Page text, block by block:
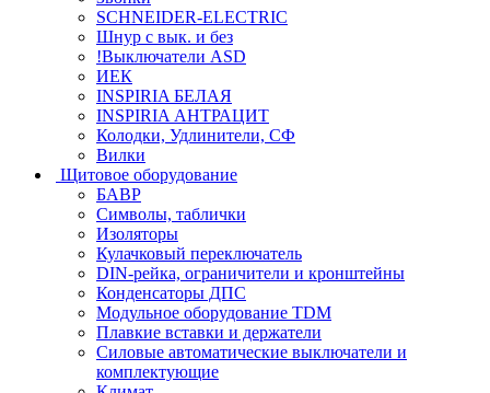
SCHNEIDER-ELECTRIC
Шнур с вык. и без
!Выключатели ASD
ИЕК
INSPIRIA БЕЛАЯ
INSPIRIA АНТРАЦИТ
Колодки, Удлинители, СФ
Вилки
Щитовое оборудование
БАВР
Символы, таблички
Изоляторы
Кулачковый переключатель
DIN-рейка, ограничители и кронштейны
Конденсаторы ДПС
Модульное оборудование TDM
Плавкие вставки и держатели
Силовые автоматические выключатели и
комплектующие